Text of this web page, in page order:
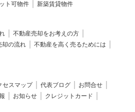
ト可物件 新築賃貸物件
不動産売却をお考えの方
却の流れ
不動産を高く売るためには
セスマップ 代表ブログ
お問合せ
お知らせ
クレジットカード